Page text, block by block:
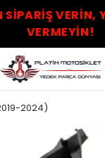
SİPARİŞ VERİN,
VERMEYİN!
2024)